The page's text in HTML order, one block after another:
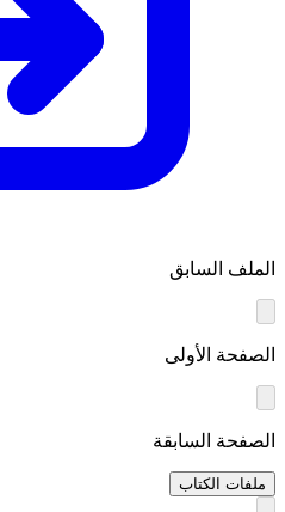
الملف السابق
الصفحة الأولى
الصفحة السابقة
ملفات الكتاب